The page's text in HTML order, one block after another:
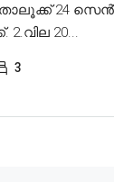
24
20...
3